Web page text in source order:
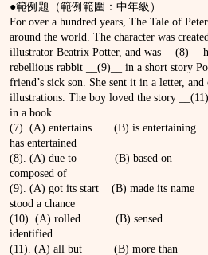
●範例題（範例範圍：中年級）
For over a hundred years, The Tale of
around the world. The character was
illustrator Beatrix Potter, and was __(8)__
rebellious rabbit __(9)__ in a short story
friend’s sick son. She sent it in a letter,
illustrations. The boy loved the story
in a book.
(7). (A) entertains (B) is
has entertained
(8). (A) due to (B) based
composed of
(9). (A) got its start (B) made its
stood a chance
(10). (A) rolled (B)
identified
(11). (A) all but (B) more